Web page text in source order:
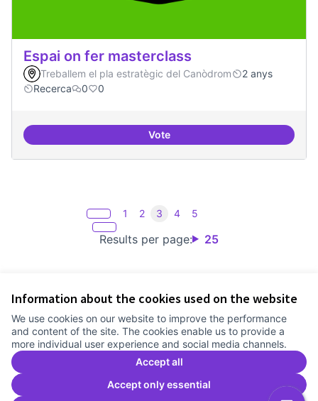
Information about the cookies used on the website
We use cookies on our website to improve the performance
and content of the site. The cookies enable us to provide a
more individual user experience and social media channels.
Accept all
Accept only essential
Espai on fer masterclass
Treballem el pla estratègic del Canòdrom
2 anys
Recerca
0 0
VoteEspai on fer masterclass
Results per page: 25
1 2 3 4 5
Cookie settings
Comunitat Canòdrom at Facebook
(External link)
Comunitat Canòdrom at Instagram
(External link)
Comunitat Canòdrom at YouTube
(External link)
English
Triar la llenguaElegir el idiomaChoose language